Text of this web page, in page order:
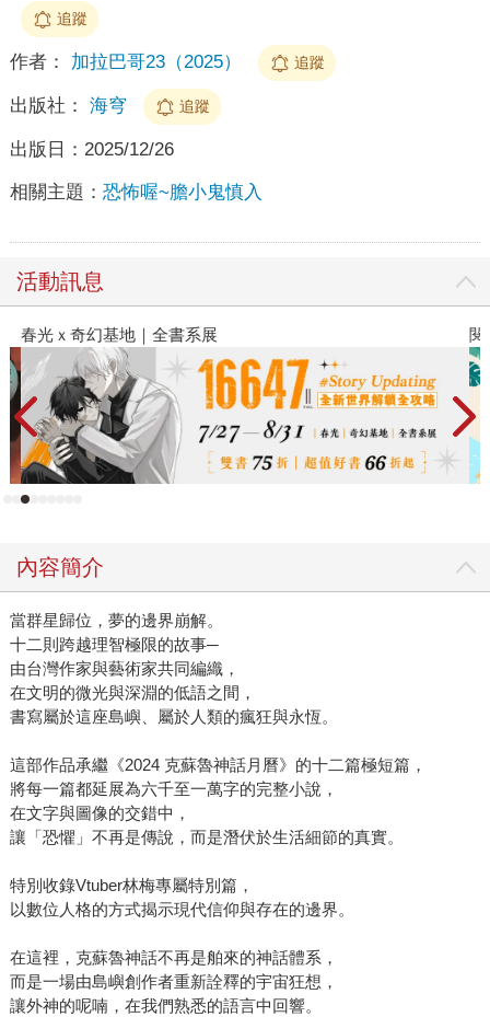
追蹤
作者： 加拉巴哥23（2025） 追蹤
出版社： 海穹 追蹤
出版日： 2025/12/26
相關主題： 恐怖喔~膽小鬼慎入
活動訊息
春光ｘ奇幻基地｜全書系展 閱
內容簡介
當群星歸位，夢的邊界崩解。
十二則跨越理智極限的故事─
由台灣作家與藝術家共同編織，
在文明的微光與深淵的低語之間，
書寫屬於這座島嶼、屬於人類的瘋狂與永恆。
這部作品承繼《2024 克蘇魯神話月曆》的十二篇極短篇，
將每一篇都延展為六千至一萬字的完整小說，
在文字與圖像的交錯中，
讓「恐懼」不再是傳說，而是潛伏於生活細節的真實。
特別收錄Vtuber林梅專屬特別篇，
以數位人格的方式揭示現代信仰與存在的邊界。
在這裡，克蘇魯神話不再是舶來的神話體系，
而是一場由島嶼創作者重新詮釋的宇宙狂想，
讓外神的呢喃，在我們熟悉的語言中回響。